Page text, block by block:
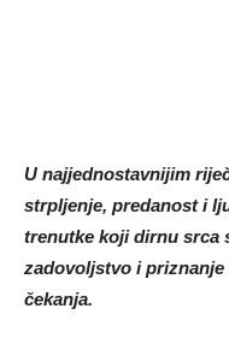
U najjednostavnijim
strpljenje, predanost i
trenutke koji dirnu srca
zadovoljstvo i
čekanja.